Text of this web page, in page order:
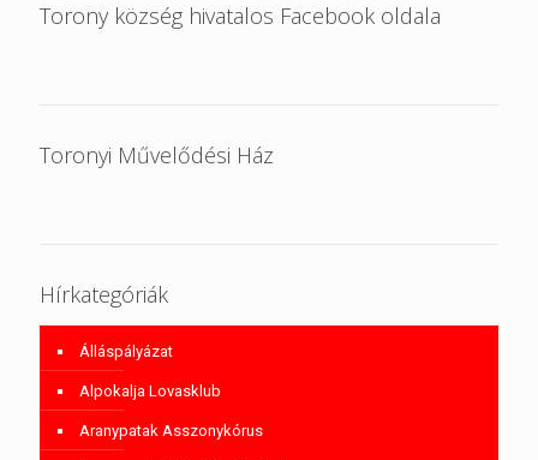
Torony község hivatalos Facebook oldala
Toronyi Művelődési Ház
Hírkategóriák
Álláspályázat
Alpokalja Lovasklub
Aranypatak Asszonykórus